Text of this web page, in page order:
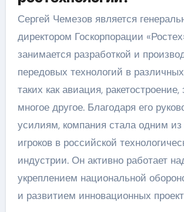
Сергей Чемезов является
директором Госкорпорации
занимается разработкой и
передовых технологий в
таких как авиация, ракетостроение,
многое другое. Благодаря его
усилиям, компания стала одним
игроков в российской
индустрии. Он активно работает
укреплением национальной
и развитием инновационных